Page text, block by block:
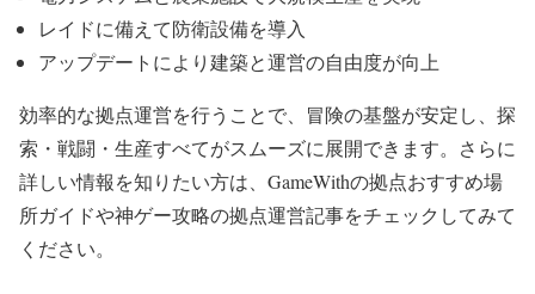
レイドに備えて防衛設備を導入
アップデートにより建築と運営の自由度が向上
効率的な拠点運営を行うことで、冒険の基盤が安定し、探
索・戦闘・生産すべてがスムーズに展開できます。さらに
詳しい情報を知りたい方は、GameWithの拠点おすすめ場
所ガイドや神ゲー攻略の拠点運営記事をチェックしてみて
ください。